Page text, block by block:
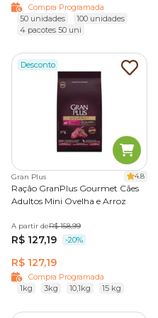
Compra Programada
50 unidades
100 unidades
4 pacotes 50 uni
Desconto
Gran Plus 4.8
Ração GranPlus Gourmet Cães
Adultos Mini Ovelha e Arroz
A partir deR$ 158,99
R$ 127,19 -20%
R$ 127,19
Compra Programada
1kg
3kg 10,1kg 15 kg